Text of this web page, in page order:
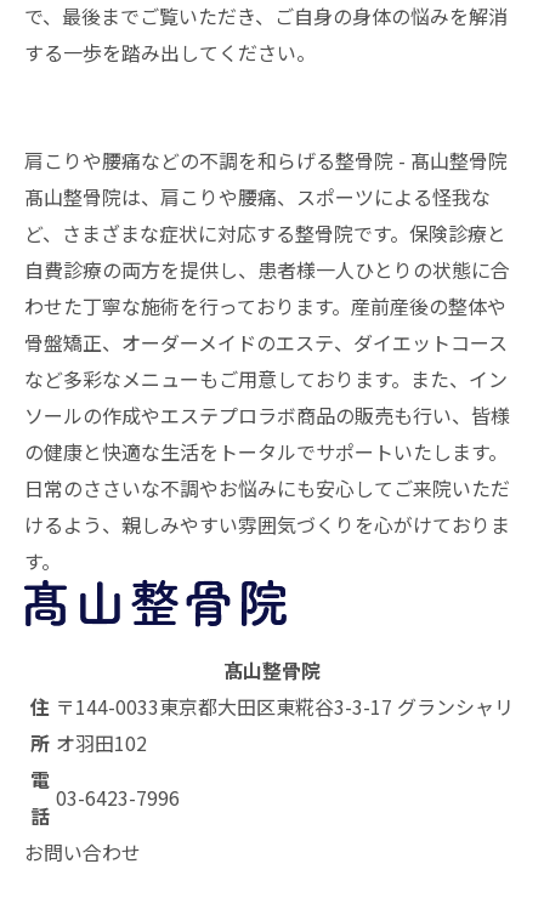
で、最後までご覧いただき、ご自身の身体の悩みを解消
する一歩を踏み出してください。
肩こりや腰痛などの不調を和らげる整骨院 - 髙山整骨院
髙山整骨院は、肩こりや腰痛、スポーツによる怪我な
ど、さまざまな症状に対応する整骨院です。保険診療と
自費診療の両方を提供し、患者様一人ひとりの状態に合
わせた丁寧な施術を行っております。産前産後の整体や
骨盤矯正、オーダーメイドのエステ、ダイエットコース
など多彩なメニューもご用意しております。また、イン
ソールの作成やエステプロラボ商品の販売も行い、皆様
の健康と快適な生活をトータルでサポートいたします。
日常のささいな不調やお悩みにも安心してご来院いただ
けるよう、親しみやすい雰囲気づくりを心がけておりま
す。
髙山整骨院
住
所
〒144-0033東京都大田区東糀谷3-3-17 グランシャリ
オ羽田102
電
話
03-6423-7996
お問い合わせ